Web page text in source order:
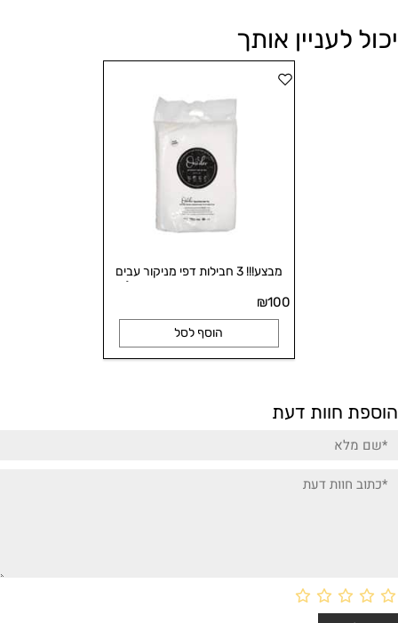
יכול לעניין אותך
מבצע!!! 3 חבילות דפי מניקור עבים
ואיכותיים במיוחד, תוצרת איטליה. (100
₪100
הוסף לסל
הוספת חוות דעת